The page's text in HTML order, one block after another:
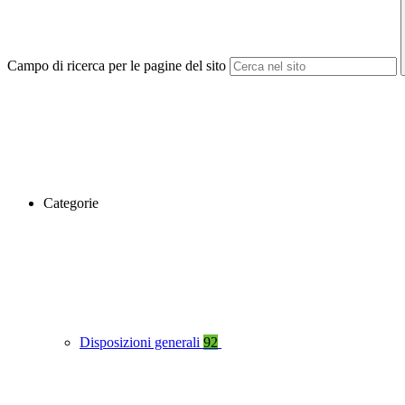
Campo di ricerca per le pagine del sito
Categorie
Disposizioni generali 92